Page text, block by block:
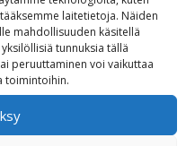
laitetietoja. Näiden
mahdollisuuden käsitellä
tunnuksia tällä
peruuttaminen voi vaikuttaa
toimintoihin.